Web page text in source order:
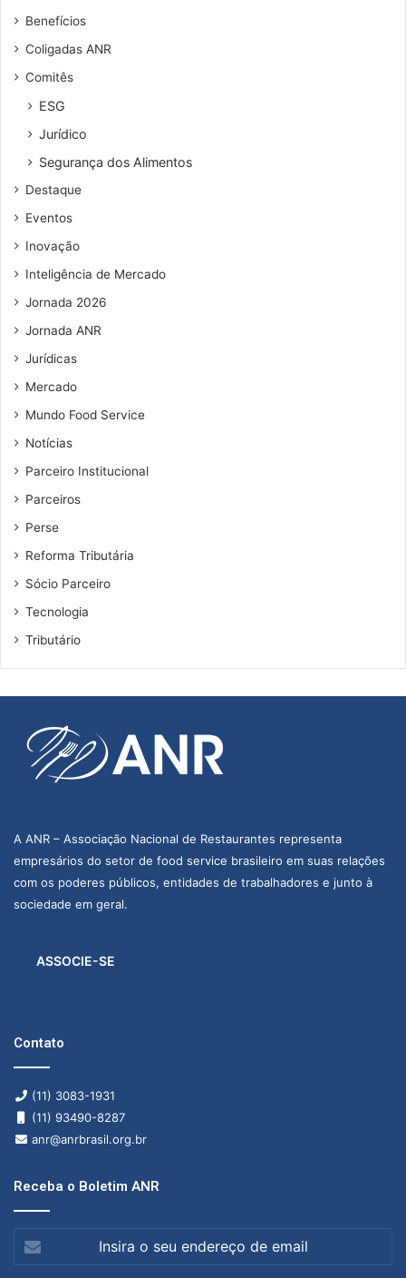
Benefícios
Coligadas ANR
Comitês
ESG
Jurídico
Segurança dos Alimentos
Destaque
Eventos
Inovação
Inteligência de Mercado
Jornada 2026
Jornada ANR
Jurídicas
Mercado
Mundo Food Service
Notícias
Parceiro Institucional
Parceiros
Perse
Reforma Tributária
Sócio Parceiro
Tecnologia
Tributário
A ANR – Associação Nacional de Restaurantes representa
empresários do setor de food service brasileiro em suas relações
com os poderes públicos, entidades de trabalhadores e junto à
sociedade em geral.
ASSOCIE-SE
Contato
(11) 3083-1931
(11) 93490-8287
anr@anrbrasil.org.br
Receba o Boletim ANR